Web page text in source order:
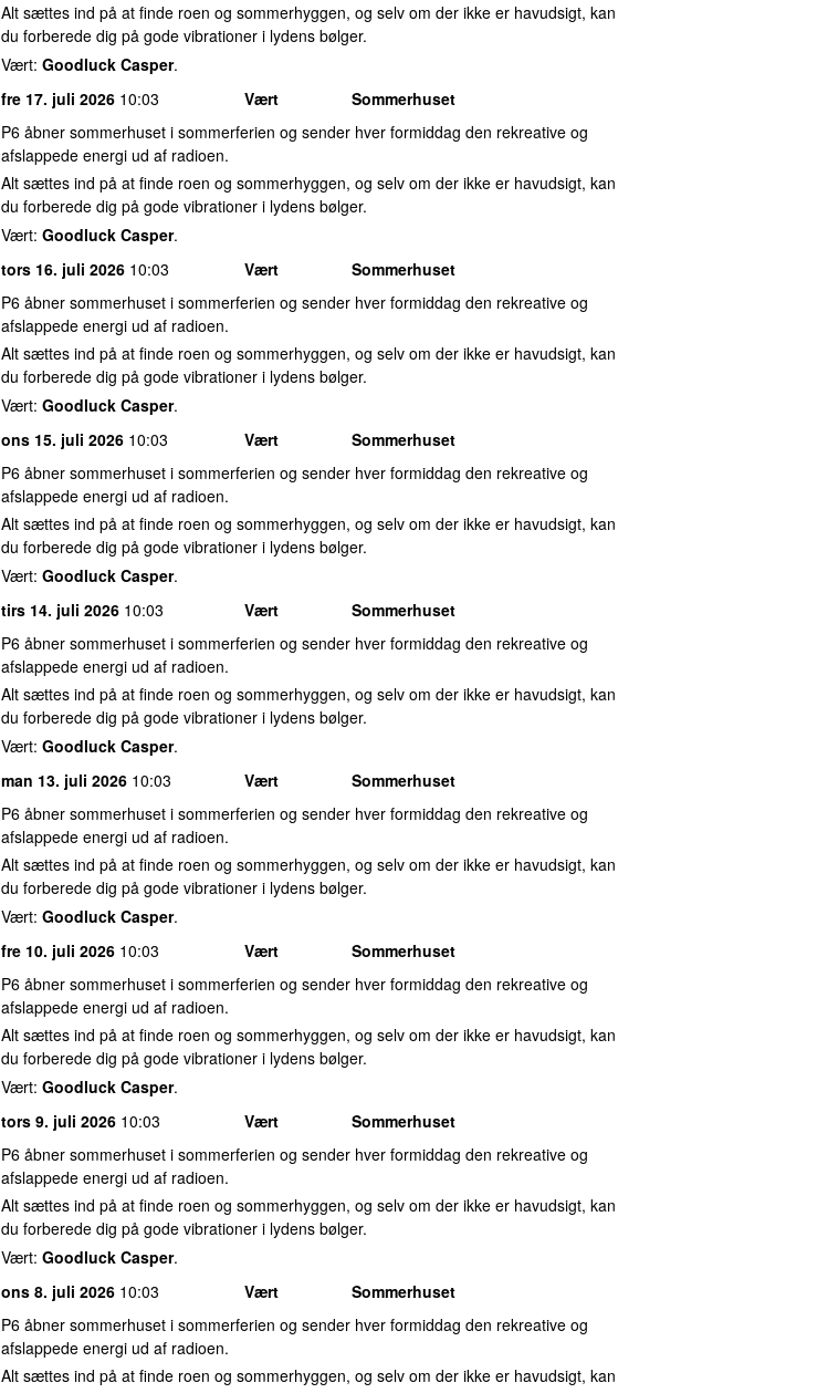
Alt sættes ind på at finde roen og sommerhyggen, og selv om der ikke er havudsigt, kan
du forberede dig på gode vibrationer i lydens bølger.
Vært: Goodluck Casper.
fre 17. juli 2026 10:03 Vært
Sommerhuset
P6 åbner sommerhuset i sommerferien og sender hver formiddag den rekreative og
afslappede energi ud af radioen.
Alt sættes ind på at finde roen og sommerhyggen, og selv om der ikke er havudsigt, kan
du forberede dig på gode vibrationer i lydens bølger.
Vært: Goodluck Casper.
tors 16. juli 2026 10:03 Vært
Sommerhuset
P6 åbner sommerhuset i sommerferien og sender hver formiddag den rekreative og
afslappede energi ud af radioen.
Alt sættes ind på at finde roen og sommerhyggen, og selv om der ikke er havudsigt, kan
du forberede dig på gode vibrationer i lydens bølger.
Vært: Goodluck Casper.
ons 15. juli 2026 10:03 Vært
Sommerhuset
P6 åbner sommerhuset i sommerferien og sender hver formiddag den rekreative og
afslappede energi ud af radioen.
Alt sættes ind på at finde roen og sommerhyggen, og selv om der ikke er havudsigt, kan
du forberede dig på gode vibrationer i lydens bølger.
Vært: Goodluck Casper.
tirs 14. juli 2026 10:03 Vært
Sommerhuset
P6 åbner sommerhuset i sommerferien og sender hver formiddag den rekreative og
afslappede energi ud af radioen.
Alt sættes ind på at finde roen og sommerhyggen, og selv om der ikke er havudsigt, kan
du forberede dig på gode vibrationer i lydens bølger.
Vært: Goodluck Casper.
man 13. juli 2026 10:03 Vært
Sommerhuset
P6 åbner sommerhuset i sommerferien og sender hver formiddag den rekreative og
afslappede energi ud af radioen.
Alt sættes ind på at finde roen og sommerhyggen, og selv om der ikke er havudsigt, kan
du forberede dig på gode vibrationer i lydens bølger.
Vært: Goodluck Casper.
fre 10. juli 2026 10:03 Vært
Sommerhuset
P6 åbner sommerhuset i sommerferien og sender hver formiddag den rekreative og
afslappede energi ud af radioen.
Alt sættes ind på at finde roen og sommerhyggen, og selv om der ikke er havudsigt, kan
du forberede dig på gode vibrationer i lydens bølger.
Vært: Goodluck Casper.
tors 9. juli 2026 10:03 Vært
Sommerhuset
P6 åbner sommerhuset i sommerferien og sender hver formiddag den rekreative og
afslappede energi ud af radioen.
Alt sættes ind på at finde roen og sommerhyggen, og selv om der ikke er havudsigt, kan
du forberede dig på gode vibrationer i lydens bølger.
Vært: Goodluck Casper.
ons 8. juli 2026 10:03 Vært
Sommerhuset
P6 åbner sommerhuset i sommerferien og sender hver formiddag den rekreative og
afslappede energi ud af radioen.
Alt sættes ind på at finde roen og sommerhyggen, og selv om der ikke er havudsigt, kan